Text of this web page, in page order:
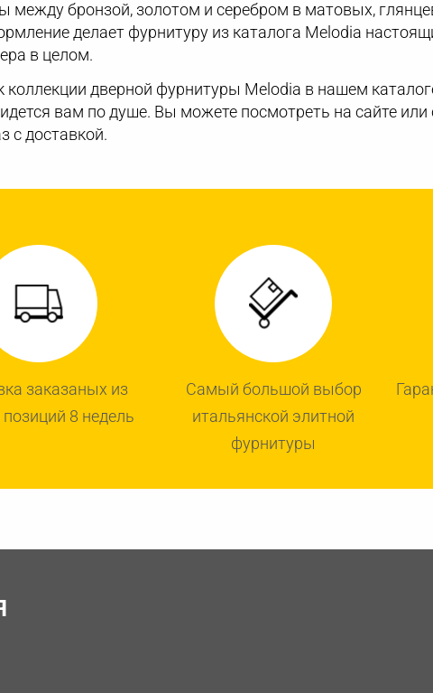
между бронзой, золотом и серебром в матовых,
делает фурнитуру из каталога Melodia
в целом.
коллекции дверной фурнитуры Melodia в нашем
вам по душе. Вы можете посмотреть на сайте
с доставкой.
заказаных из
8 недель
Самый большой выбор
итальянской элитной
фурнитуры